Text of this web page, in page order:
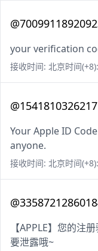
your verification
接收时间: 北京时间
Your Apple ID
anyone.
接收时间: 北京时间
【APPLE】您的注
要泄露哦~